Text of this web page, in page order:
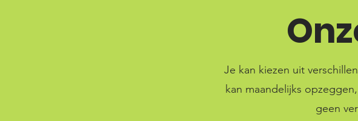
Je kan kiezen uit
kan maandelijks
geen